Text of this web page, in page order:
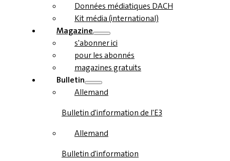
Données médiatiques DACH
Kit média (international)
Magazine
s'abonner ici
pour les abonnés
magazines gratuits
Bulletin
Allemand
Bulletin d'information de l'E3
Allemand
Bulletin d'information